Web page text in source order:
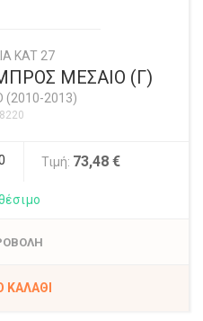
KAT 27
ΜΕΣΑΙΟ (Γ)
(2010-2013)
Τιμή: 73,48 €
ΚΑΛΆΘΙ